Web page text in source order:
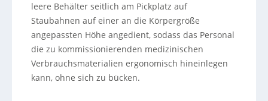
leere Behälter seitlich am Pickplatz auf
Staubahnen auf einer an die Körpergröße
angepassten Höhe angedient, sodass das Personal
die zu kommissionierenden medizinischen
Verbrauchsmaterialien ergonomisch hineinlegen
kann, ohne sich zu bücken.